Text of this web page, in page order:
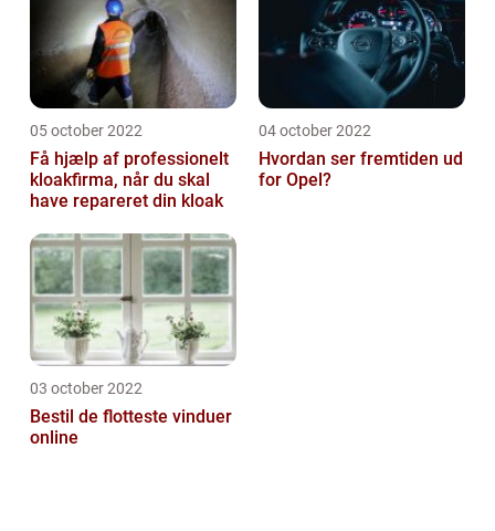
05 october 2022
Få hjælp af professionelt
kloakfirma, når du skal
have repareret din kloak
04 october 2022
Hvordan ser fremtiden ud
for Opel?
03 october 2022
Bestil de flotteste vinduer
online